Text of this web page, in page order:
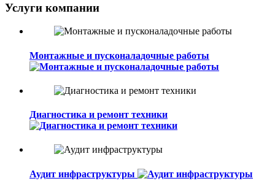
Услуги компании
Монтажные и пусконаладочные работы
Диагностика и ремонт техники
Аудит инфраструктуры